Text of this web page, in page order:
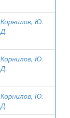
Корнилов, Ю.
Д.
Корнилов, Ю.
Д.
Корнилов, Ю.
Д.